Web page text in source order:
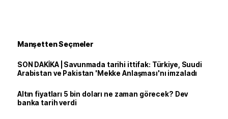
Manşetten Seçmeler
SON DAKİKA | Savunmada tarihi ittifak: Türkiye, Suudi
Arabistan ve Pakistan 'Mekke Anlaşması'nı imzaladı
Altın fiyatları 5 bin doları ne zaman görecek? Dev
banka tarih verdi